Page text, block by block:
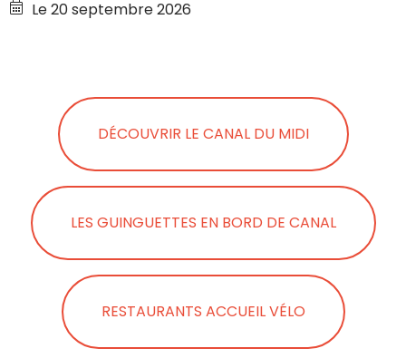
Le 20 septembre 2026
DÉCOUVRIR LE CANAL DU MIDI
LES GUINGUETTES EN BORD DE CANAL
RESTAURANTS ACCUEIL VÉLO